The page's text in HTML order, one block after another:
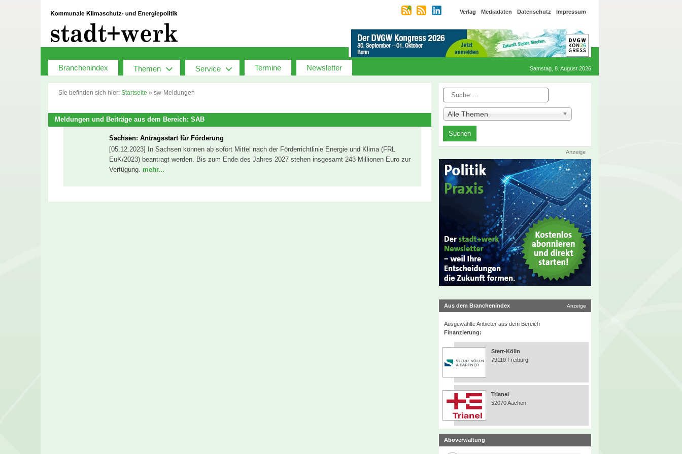
Verlag Mediadaten Datenschutz Impressum
Branchenindex Themen Service Termine Newsletter Samstag, 8. August 2026
Sie befinden sich hier: Startseite » sw-Meldungen
Meldungen und Beiträge aus dem Bereich: SAB
Sachsen: Antragsstart für Förderung
[05.12.2023] In Sachsen können ab sofort Mittel nach der Förderrichtlinie Energie und Klima (FRL
EuK/2023) beantragt werden. Bis zum Ende des Jahres 2027 stehen insgesamt 243 Millionen Euro zur
Verfügung. mehr...
Suche
Alle Themen
Anzeige
Aus dem Branchenindex Anzeige
Ausgewählte Anbieter aus dem Bereich
Finanzierung:
Sterr-Kölln
79110 Freiburg
Trianel
52070 Aachen
Aboverwaltung